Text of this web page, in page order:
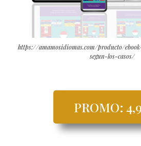
https://amamosidiomas.com/producto/
segun-los-casos/
PROMO: